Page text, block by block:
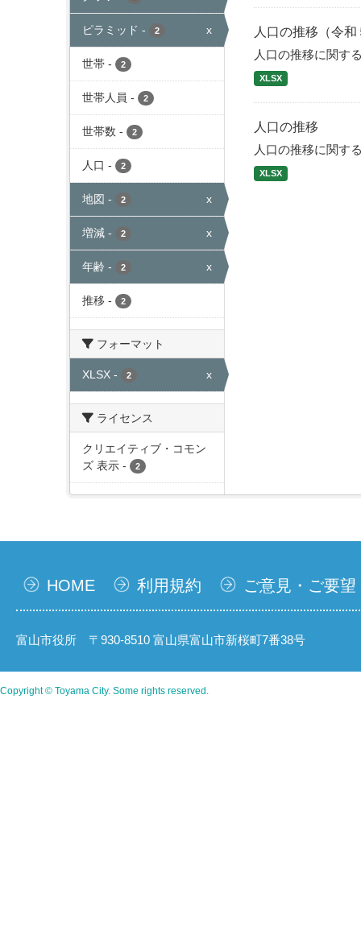
ピラミッド - 2 x
世帯 - 2
世帯人員 - 2
世帯数 - 2
人口 - 2
地図 - 2 x
増減 - 2 x
年齢 - 2 x
推移 - 2
フォーマット
XLSX - 2 x
ライセンス
クリエイティブ・コモン
ズ 表示 - 2
人口の推移（令和
人口の推移に関す
XLSX
人口の推移
人口の推移に関す
XLSX
HOME 利用規約 ご意見・ご要望
富山市役所 〒930-8510 富山県富山市新桜町7番38号
Copyright © Toyama City. Some rights reserved.